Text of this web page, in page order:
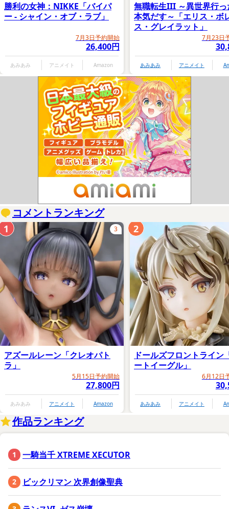
勝利の女神：NIKKE「バイパ
ー - シャイン・オブ・ラブ」
7月3日予約開始
26,400円
あみあみ アニメイト Amazon
無職転生III ～異世界行っ
本気だす～「エリス・ボ
ス・グレイラット」
7月23日
あみあみ アニメイト
コメントランキング
アズールレーン「クレオパト
ラ」
5月15日予約開始
27,800円
あみあみ アニメイト Amazon
3
1
ドールズフロントライン
ートイーグル」
6月12日
あみあみ アニメイト
2
作品ランキング
一騎当千 XTREME XECUTOR
ビックリマン 次界創像聖典